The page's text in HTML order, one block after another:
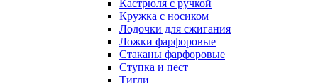
Кастрюля с ручкой
Кружка с носиком
Лодочки для сжигания
Ложки фарфоровые
Стаканы фарфоровые
Ступка и пест
Тигли